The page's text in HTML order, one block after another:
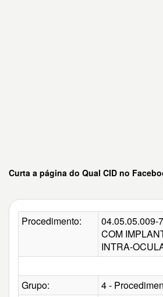
Curta a página do Qual CID no
Procedimento:
04.05.05.009-
COM
INTRA-
Grupo:
4 -